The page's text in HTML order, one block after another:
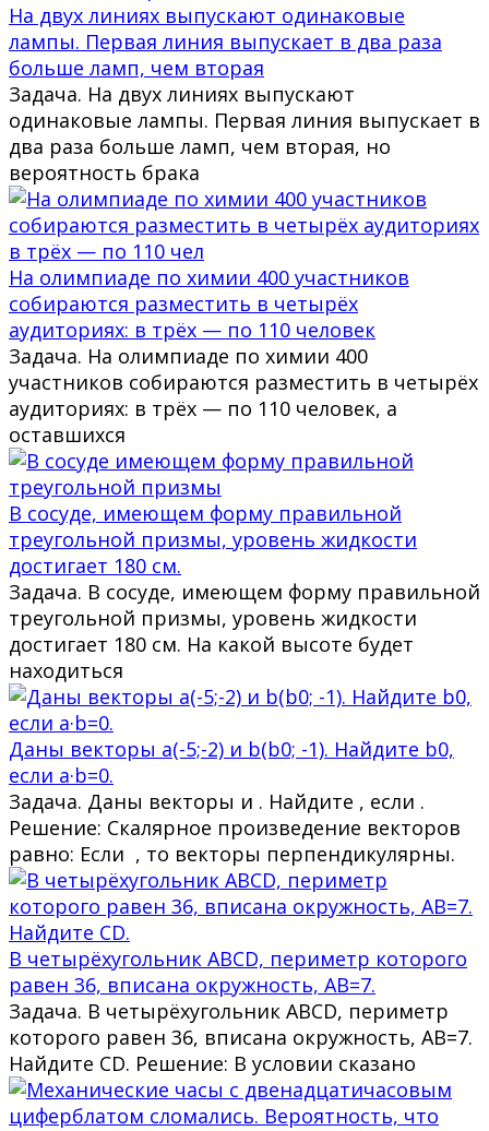
На двух линиях выпускают одинаковые
лампы. Первая линия выпускает в два раза
больше ламп, чем вторая
Задача. На двух линиях выпускают
одинаковые лампы. Первая линия выпускает в
два раза больше ламп, чем вторая, но
вероятность брака
На олимпиаде по химии 400 участников
собираются разместить в четырёх
аудиториях: в трёх — по 110 человек
Задача. На олимпиаде по химии 400
участников собираются разместить в четырёх
аудиториях: в трёх — по 110 человек, а
оставшихся
В сосуде, имеющем форму правильной
треугольной призмы, уровень жидкости
достигает 180 см.
Задача. В сосуде, имеющем форму правильной
треугольной призмы, уровень жидкости
достигает 180 см. На какой высоте будет
находиться
Даны векторы a(-5;-2) и b(b0; -1). Найдите b0,
если a·b=0.
Задача. Даны векторы и . Найдите , если .
Решение: Скалярное произведение векторов
равно: Если , то векторы перпендикулярны.
В четырёхугольник ABCD, периметр которого
равен 36, вписана окружность, AB=7.
Задача. В четырёхугольник ABCD, периметр
которого равен 36, вписана окружность, AB=7.
Найдите CD. Решение: В условии сказано